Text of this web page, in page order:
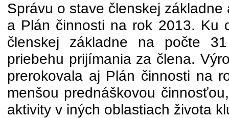
Správu o stave členskej
a Plán činnosti na rok 2013. Ku
členskej základne na počte
priebehu prijímania za člena.
prerokovala aj Plán činnosti na
menšou prednáškovou
aktivity v iných oblastiach života